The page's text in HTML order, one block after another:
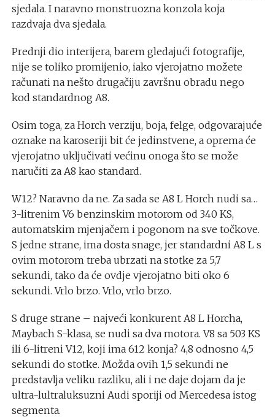
sjedala. I naravno monstruozna konzola koja
razdvaja dva sjedala.
Prednji dio interijera, barem gledajući fotografije,
nije se toliko promijenio, iako vjerojatno možete
računati na nešto drugačiju završnu obradu nego
kod standardnog A8.
Osim toga, za Horch verziju, boja, felge, odgovarajuće
oznake na karoseriji bit će jedinstvene, a oprema će
vjerojatno uključivati ​​većinu onoga što se može
naručiti za A8 kao standard.
W12? Naravno da ne. Za sada se A8 L Horch nudi sa…
3-litrenim V6 benzinskim motorom od 340 KS,
automatskim mjenjačem i pogonom na sve točkove.
S jedne strane, ima dosta snage, jer standardni A8 L s
ovim motorom treba ubrzati na stotke za 5,7
sekundi, tako da će ovdje vjerojatno biti oko 6
sekundi. Vrlo brzo. Vrlo, vrlo brzo.
S druge strane – najveći konkurent A8 L Horcha,
Maybach S-klasa, se nudi sa dva motora. V8 sa 503 KS
ili 6-litreni V12, koji ima 612 konja? 4,8 odnosno 4,5
sekundi do stotke. Možda ovih 1,5 sekundi ne
predstavlja veliku razliku, ali i ne daje dojam da je
ultra-lultraluksuzni Audi sporiji od Mercedesa istog
segmenta.